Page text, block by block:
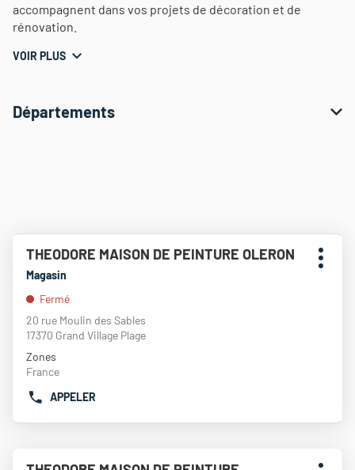
accompagnent dans vos projets de décoration et de
rénovation.
VOIR PLUS
Départements
sur
ENTRÉE
pour
obtenir
plus
amples
informations
Point
de
:
THEODORE MAISON DE PEINTURE OLERON
Magasin
Fermé
20 rue Moulin des Sables
17370 Grand Village Plage
Zones
France
APPELER
AFFICHER
TÉLÉPHONE
Plus